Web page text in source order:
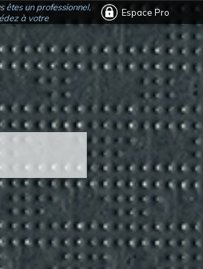
êtes un professionnel,
à votre
Espace Pro